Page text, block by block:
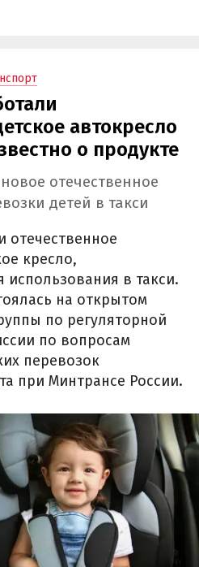
автокресло
о продукте
отечественное
детей в такси
отечественное
кресло,
использования в такси.
на открытом
по регуляторной
по вопросам
перевозок
при Минтрансе России.